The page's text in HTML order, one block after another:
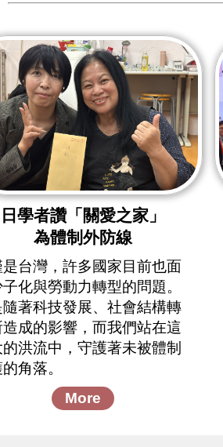
日學者讚「關愛之家」
為體制外防線
台灣，許多國家目前也面
子化與勞動力轉型的問題。
著科技發展、社會結構轉
成的影響，而我們站在這
的洪流中，守護著未被體制
角落。
More